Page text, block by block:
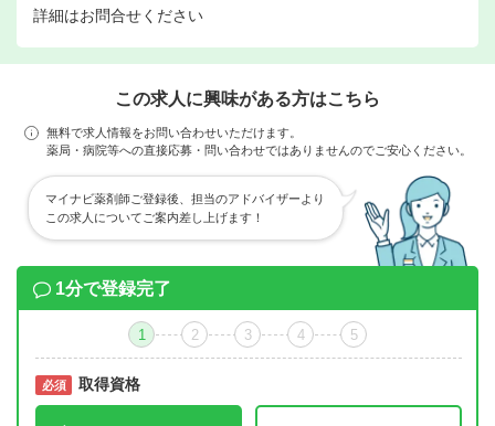
詳細はお問合せください
この求人に興味がある方はこちら
無料で求人情報をお問い合わせいただけます。
薬局・病院等への直接応募・問い合わせではありませんのでご安心ください。
マイナビ薬剤師ご登録後、担当のアドバイザーより
この求人についてご案内差し上げます！
1分で登録完了
1 2 3 4 5
必須 取得資格